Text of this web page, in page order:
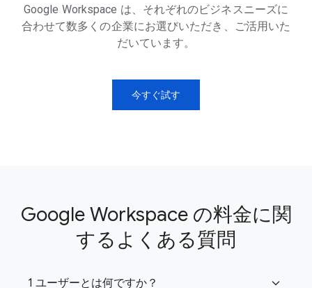
Google Workspace は、それぞれのビジネスニーズに
合わせて数多くの企業にお選びいただき、ご活用いた
だいています。
今すぐ試す
Google Workspace の料金に関
するよくある質問
1 ユーザーとは何ですか？ expand_more